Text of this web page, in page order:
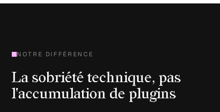
NOTRE DIFFÉRENCE
La sobriété technique, pas
l'accumulation de plugins